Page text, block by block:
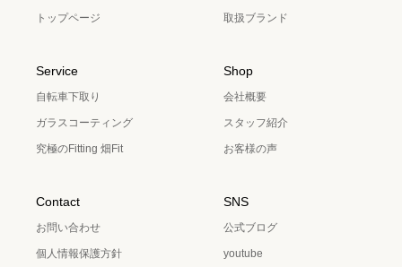
トップページ 取扱ブランド
Service
自転車下取り
ガラスコーティング
究極のFitting 畑Fit
Shop
会社概要
スタッフ紹介
お客様の声
Contact
お問い合わせ
個人情報保護方針
SNS
公式ブログ
youtube